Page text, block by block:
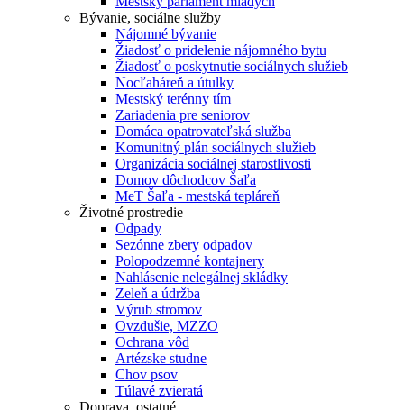
Bývanie, sociálne služby
Nájomné bývanie
Žiadosť o pridelenie nájomného bytu
Žiadosť o poskytnutie sociálnych služieb
Nocľaháreň a útulky
Mestský terénny tím
Zariadenia pre seniorov
Domáca opatrovateľská služba
Komunitný plán sociálnych služieb
Organizácia sociálnej starostlivosti
Domov dôchodcov Šaľa
MeT Šaľa - mestská tepláreň
Životné prostredie
Odpady
Sezónne zbery odpadov
Polopodzemné kontajnery
Nahlásenie nelegálnej skládky
Zeleň a údržba
Výrub stromov
Ovzdušie, MZZO
Ochrana vôd
Artézske studne
Chov psov
Túlavé zvieratá
Doprava, ostatné